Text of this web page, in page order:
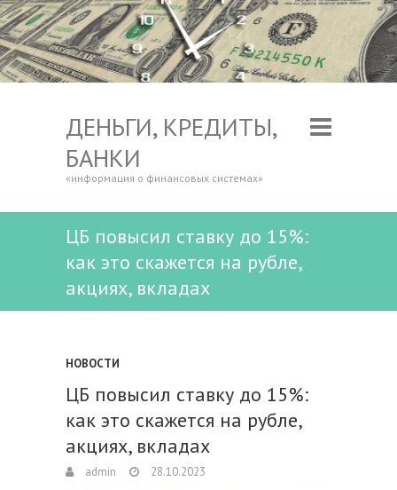
ДЕНЬГИ, КРЕДИТЫ,
БАНКИ
«информация о финансовых системах»
ЦБ повысил ставку до 15%:
как это скажется на рубле,
акциях, вкладах
НОВОСТИ
ЦБ повысил ставку до 15%:
как это скажется на рубле,
акциях, вкладах
admin 28.10.2023